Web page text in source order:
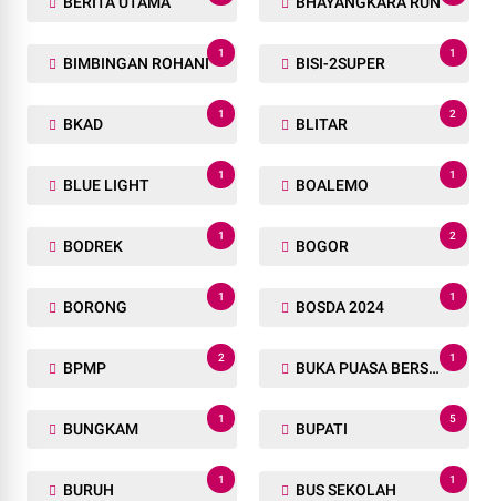
BIMBINGAN ROHANI
1
BISI-2SUPER
1
BKAD
1
BLITAR
2
BLUE LIGHT
1
BOALEMO
1
BODREK
1
BOGOR
2
BORONG
1
BOSDA 2024
1
BPMP
2
BUKA PUASA BERSAMA
1
BUNGKAM
1
BUPATI
5
BURUH
1
BUS SEKOLAH
1